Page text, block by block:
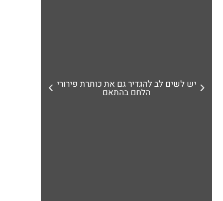
יש לשים לב להגדיר גם את כותרת פירורי
הלחם בהתאם